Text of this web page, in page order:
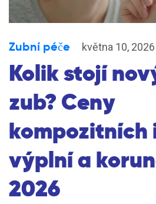
Zubní péče května 10, 2026
Kolik stojí
zub? Ceny
kompozitních
výplní a
2026